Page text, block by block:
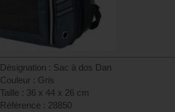
Désignation : Sac à dos Dan
Couleur : Gris
Taille : 36 x 44 x 26 cm
Référence : 28850